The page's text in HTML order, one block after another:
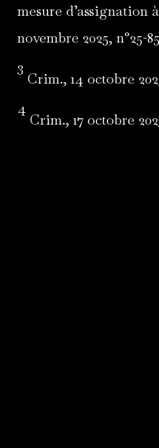
mesure d’assignation
novembre 2025, n°25-
3
Crim., 14 octobre
4
Crim., 17 octobre